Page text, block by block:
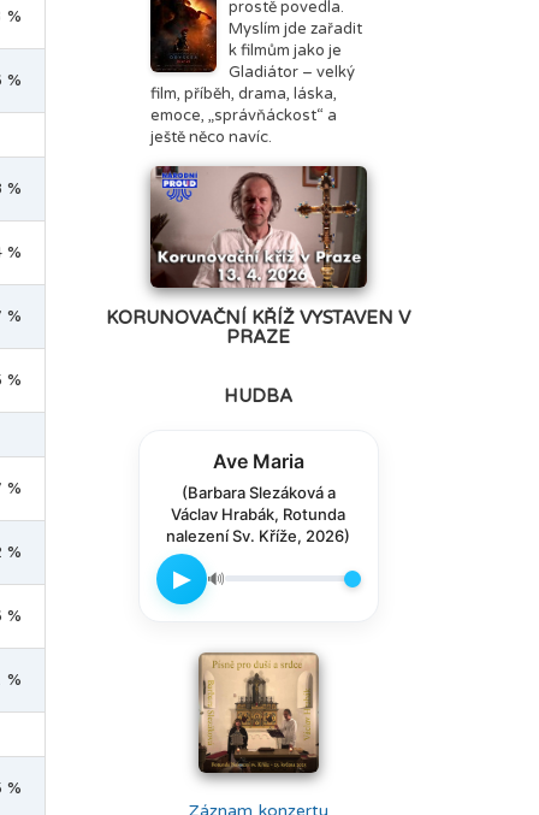
%
%
%
%
%
%
%
%
%
%
%
prostě povedla.
Myslím jde zařadit
k filmům jako je
Gladiátor – velký
film, příběh, drama, láska,
emoce, „správňáckost“ a
ještě něco navíc.
KORUNOVAČNÍ KŘÍŽ VYSTAVEN V
PRAZE
HUDBA
Ave Maria
(Barbara Slezáková a
Václav Hrabák, Rotunda
nalezení Sv. Kříže, 2026)
▶ 🔊
Záznam konzertu